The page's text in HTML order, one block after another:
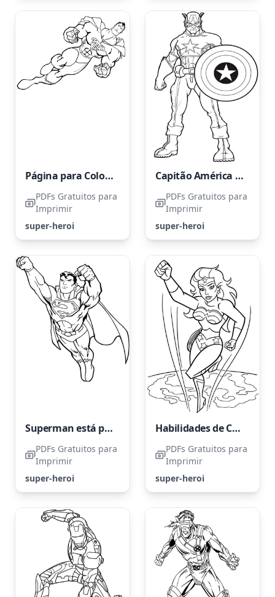
Página para Colorir Superpoderes: Voo, Invulnerabilidade e Super Velocidade
PDFs Gratuitos para
Imprimir
super-heroi
Capitão América com Escudo em Pose Legal
PDFs Gratuitos para
Imprimir
super-heroi
Superman está pronto para salvar o mundo
PDFs Gratuitos para
Imprimir
super-heroi
Habilidades de Comunicação com Animais da Mulher-Maravilha
PDFs Gratuitos para
Imprimir
super-heroi